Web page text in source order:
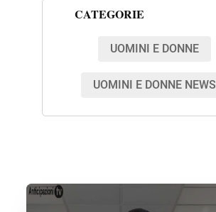
CATEGORIE
UOMINI E DONNE
UOMINI E DONNE NEWS